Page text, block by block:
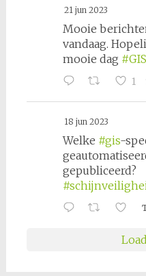
21 jun 2023
Mooie
vandaag.
mooie dag #GIS
1
18 jun 2023
Welke #gis-
gepubliceerd?